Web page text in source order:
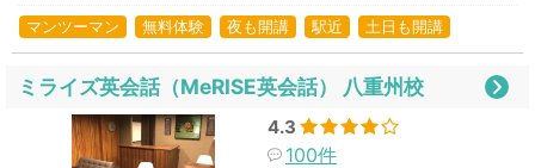
マンツーマン 無料体験 夜も開講 駅近 土日も開講
ミライズ英会話（MeRISE英会話） 八重州校
4.3
100件